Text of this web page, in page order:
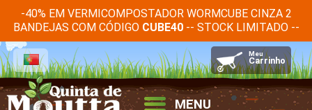
-40% EM VERMICOMPOSTADOR WORMCUBE CINZA 2
BANDEJAS COM CÓDIGO CUBE40-- STOCK LIMITADO --
MENU